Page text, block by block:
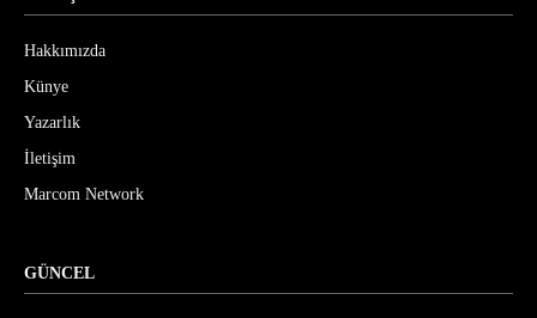
Hakkımızda
Künye
Yazarlık
İletişim
Marcom Network
GÜNCEL